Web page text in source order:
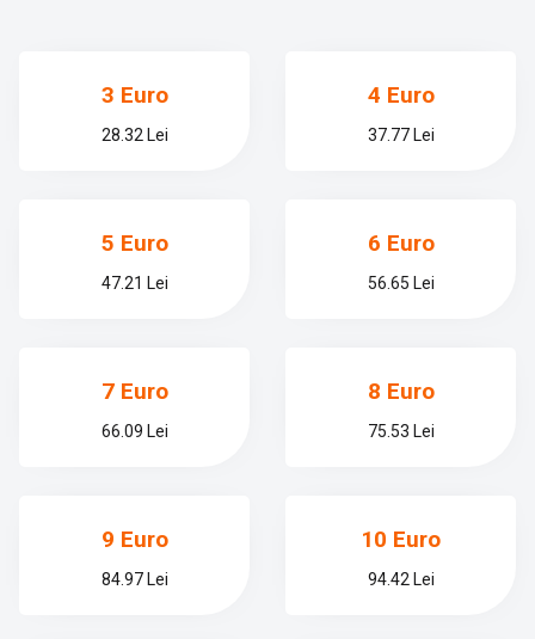
3 Euro
28.32 Lei
4 Euro
37.77 Lei
5 Euro
47.21 Lei
6 Euro
56.65 Lei
7 Euro
66.09 Lei
8 Euro
75.53 Lei
9 Euro
84.97 Lei
10 Euro
94.42 Lei